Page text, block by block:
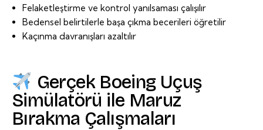
Felaketleştirme ve kontrol yanılsaması çalışılır
Bedensel belirtilerle başa çıkma becerileri öğretilir
Kaçınma davranışları azaltılır
Gerçek Boeing Uçuş
Simülatörü ile Maruz
Bırakma Çalışmaları